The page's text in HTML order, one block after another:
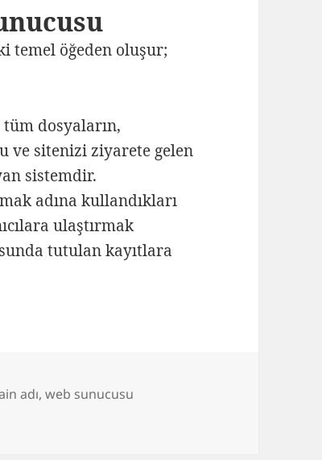
temel öğeden oluşur;
dosyaların,
ve sitenizi ziyarete gelen
sistemdir.
adına kullandıkları
ulaştırmak
tutulan kayıtlara
adı,web sunucusu